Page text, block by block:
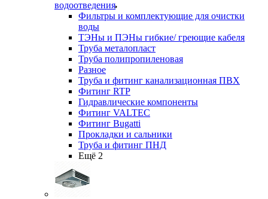
водоотведения
Фильтры и комплектующие для очистки
воды
ТЭНы и ПЭНы гибкие/ греющие кабеля
Труба металопласт
Труба полипропиленовая
Разное
Труба и фитинг канализационная ПВХ
Фитинг RTP
Гидравлические компоненты
Фитинг VALTEC
Фитинг Bugatti
Прокладки и сальники
Труба и фитинг ПНД
Ещё 2